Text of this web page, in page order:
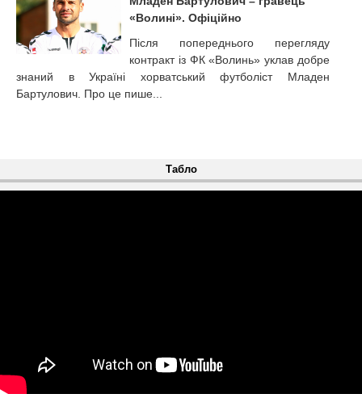
«Волині». Офіційно
Після попереднього перегляду
контракт із ФК «Волинь» уклав добре
знаний в Україні хорватський футболіст Младен
Бартулович. Про це пише...
Табло